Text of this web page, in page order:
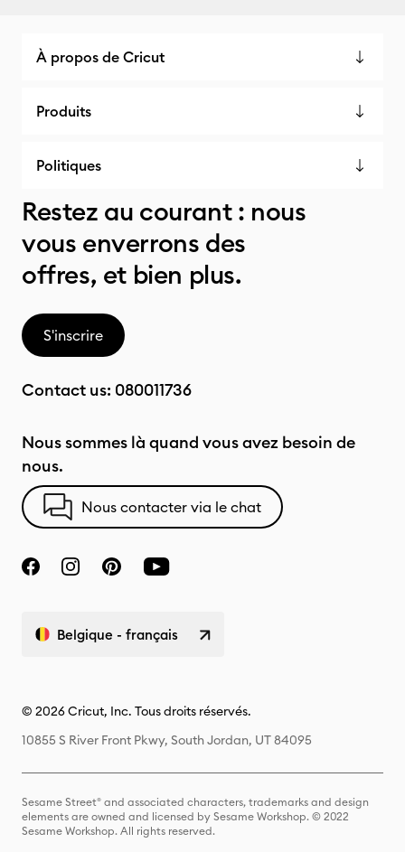
À propos de Cricut
Produits
Politiques
Restez au courant : nous
vous enverrons des
offres, et bien plus.
S'inscrire
Contact us: 080011736
Nous sommes là quand vous avez besoin de
nous.
Nous contacter via le chat
Belgique - français
© 2026 Cricut, Inc. Tous droits réservés.
10855 S River Front Pkwy, South Jordan, UT 84095
Sesame Street® and associated characters, trademarks and design
elements are owned and licensed by Sesame Workshop. © 2022
Sesame Workshop. All rights reserved.